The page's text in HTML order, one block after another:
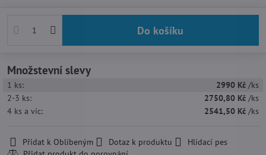
Do košíku
Množstevní slevy
1 ks: 2990 Kč /ks
2-3 ks: 2750,80 Kč /ks
4 ks a víc: 2541,50 Kč /ks
Přidat k Oblíbeným Dotaz k produktu Hlídací pes